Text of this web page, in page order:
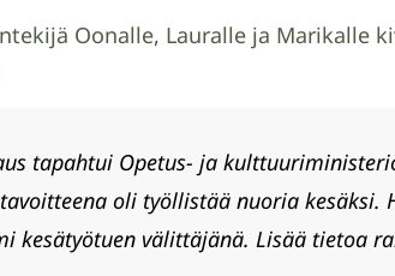
Oonalle, Lauralle ja Marikalle
tapahtui Opetus- ja
oli työllistää nuoria kesäksi.
kesätyötuen välittäjänä. Lisää tietoa